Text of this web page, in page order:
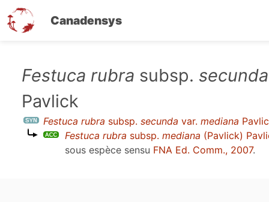
Canadensys
contenu
Festuca rubra subsp. secunda
Pavlick
Festuca rubra subsp. secunda var. mediana
Festuca rubra subsp. mediana (Pavlick)
sous espèce sensu FNA Ed. Comm., 2007.